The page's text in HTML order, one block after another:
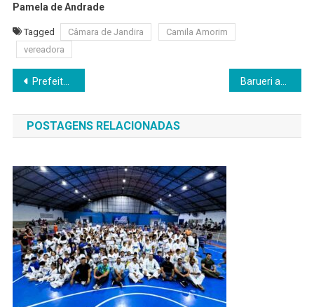
Pamela de Andrade
Tagged Câmara de Jandira
Camila Amorim
vereadora
Navegação
de
Post
Prefeitura no Seu Bairro, chega à Vila Santa Rita com serviços, lazer e solidariedade
POSTAGENS RELACIONADAS